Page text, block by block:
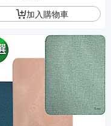
加入購物車